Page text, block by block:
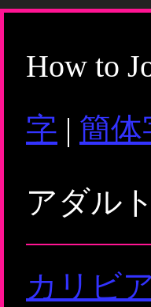
How to
字 | 簡体
アダル
カリビ